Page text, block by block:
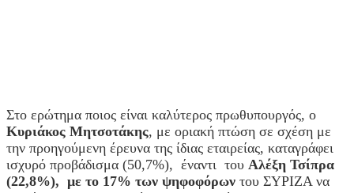
Στο ερώτημα ποιος είναι καλύτερος πρωθυπουργός, ο
Κυριάκος Μητσοτάκης, με οριακή πτώση σε σχέση με
την προηγούμενη έρευνα της ίδιας εταιρείας, καταγράφει
ισχυρό προβάδισμα (50,7%), έναντι του Αλέξη Τσίπρα
(22,8%), με το 17% των ψηφοφόρων του ΣΥΡΙΖΑ να